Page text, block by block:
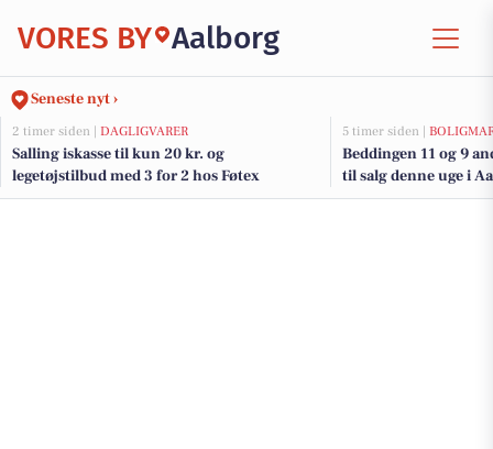
VORES BY Aalborg
Seneste nyt ›
2 timer siden | DAGLIGVARER
Salling iskasse til kun 20 kr. og
legetøjstilbud med 3 for 2 hos Føtex
5 timer siden |
Beddingen 11 og 9
til salg denne uge i
her.